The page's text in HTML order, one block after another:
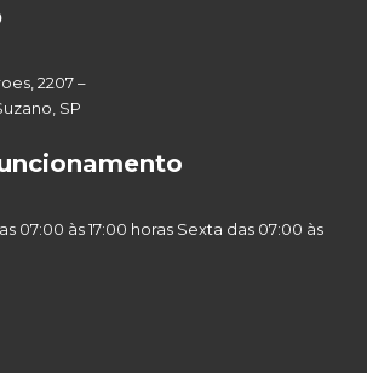
2207 –
SP
07:00 às 17:00 horas Sexta das 07:00 às